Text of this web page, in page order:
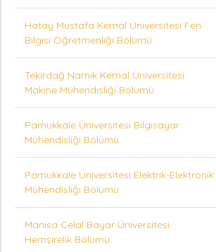
Hatay Mustafa Kemal Üniversitesi Fen
Bilgisi Öğretmenliği Bölümü
Tekirdağ Namık Kemal Üniversitesi
Makine Mühendisliği Bölümü
Pamukkale Üniversitesi Bilgisayar
Mühendisliği Bölümü
Pamukkale Üniversitesi Elektrik-Elektronik
Mühendisliği Bölümü
Manisa Celal Bayar Üniversitesi
Hemşirelik Bölümü